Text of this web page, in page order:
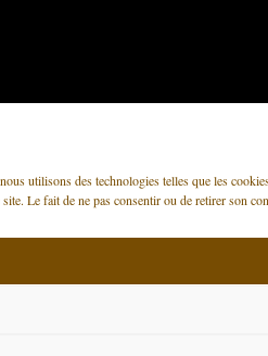
utilisons des technologies telles que les
Le fait de ne pas consentir ou de retirer son